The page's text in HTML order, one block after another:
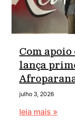
Com
lança
julho 3, 2026
leia mais »